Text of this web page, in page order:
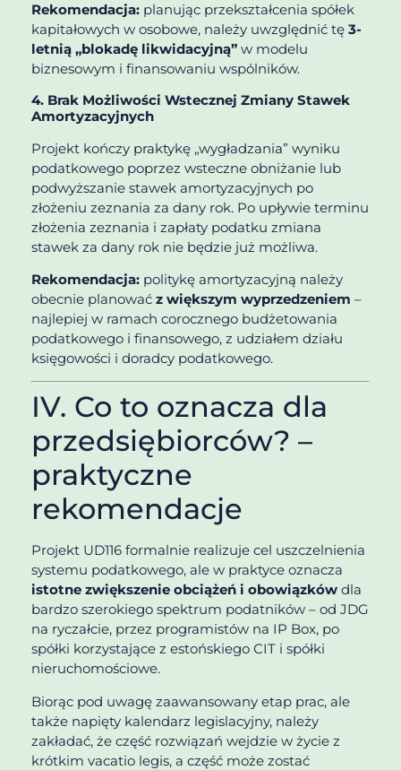
Rekomendacja: planując przekształcenia spółek
kapitałowych w osobowe, należy uwzględnić tę 3-
letnią „blokadę likwidacyjną” w modelu
biznesowym i finansowaniu wspólników.
4. Brak Możliwości Wstecznej Zmiany Stawek
Amortyzacyjnych
Projekt kończy praktykę „wygładzania” wyniku
podatkowego poprzez wsteczne obniżanie lub
podwyższanie stawek amortyzacyjnych po
złożeniu zeznania za dany rok. Po upływie terminu
złożenia zeznania i zapłaty podatku zmiana
stawek za dany rok nie będzie już możliwa.
Rekomendacja: politykę amortyzacyjną należy
obecnie planować z większym wyprzedzeniem –
najlepiej w ramach corocznego budżetowania
podatkowego i finansowego, z udziałem działu
księgowości i doradcy podatkowego.
IV. Co to oznacza dla
przedsiębiorców? –
praktyczne
rekomendacje
Projekt UD116 formalnie realizuje cel uszczelnienia
systemu podatkowego, ale w praktyce oznacza
istotne zwiększenie obciążeń i obowiązków dla
bardzo szerokiego spektrum podatników – od JDG
na ryczałcie, przez programistów na IP Box, po
spółki korzystające z estońskiego CIT i spółki
nieruchomościowe.
Biorąc pod uwagę zaawansowany etap prac, ale
także napięty kalendarz legislacyjny, należy
zakładać, że część rozwiązań wejdzie w życie z
krótkim vacatio legis, a część może zostać